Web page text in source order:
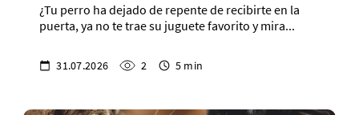
¿Tu perro ha dejado de repente de recibirte en la
puerta, ya no te trae su juguete favorito y mira...
31.07.2026 2 5 min